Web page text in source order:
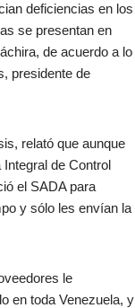
deficiencias en los
se presentan en
de acuerdo a lo
presidente de
relató que aunque
de Control
el SADA para
y sólo les envían la
le
en toda Venezuela, y